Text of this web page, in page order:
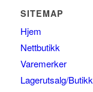
SITEMAP
Hjem
Nettbutikk
Varemerker
Lagerutsalg/Butikk